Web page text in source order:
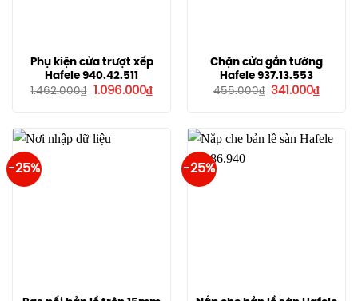
Phụ kiện cửa trượt xếp
Hafele 940.42.511
1.462.000₫
Giá
1.096.000₫Giá
hiện
1.096.000₫.
Chặn cửa gắn tường
Hafele 937.13.553
455.000₫ Giá
341.000₫Giá
hiện
-25% -25%